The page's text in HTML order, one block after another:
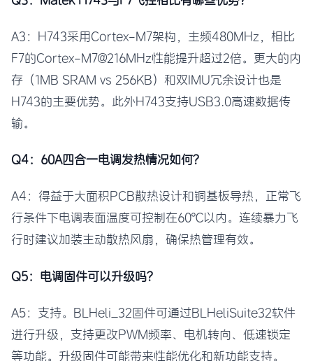
A3：H743采用Cortex-M7架构，主频480MHz，相比
F7的Cortex-M7@216MHz性能提升超过2倍。更大的内
存（1MB SRAM vs 256KB）和双IMU冗余设计也是
H743的主要优势。此外H743支持USB3.0高速数据传
输。
Q4：60A四合一电调发热情况如何？
A4：得益于大面积PCB散热设计和铜基板导热，正常飞
行条件下电调表面温度可控制在60℃以内。连续暴力飞
行时建议加装主动散热风扇，确保热管理有效。
Q5：电调固件可以升级吗？
A5：支持。BLHeli_32固件可通过BLHeliSuite32软件
进行升级，支持更改PWM频率、电机转向、低速锁定
等功能。升级固件可能带来性能优化和新功能支持。